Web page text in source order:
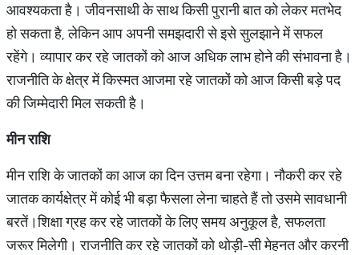
आवश्यकता है। जीवनसाथी के साथ किसी पुरानी बात को लेकर मतभेद
हो सकता है, लेकिन आप अपनी समझदारी से इसे सुलझाने में सफल
रहेंगे। व्यापार कर रहे जातकों को आज अधिक लाभ होने की संभावना है।
राजनीति के क्षेत्र में किस्मत आजमा रहे जातकों को आज किसी बड़े पद
की जिम्मेदारी मिल सकती है।
मीन राशि
मीन राशि के जातकों का आज का दिन उत्तम बना रहेगा। नौकरी कर रहे
जातक कार्यक्षेत्र में कोई भी बड़ा फैसला लेना चाहते हैं तो उसमे सावधानी
बरतें।शिक्षा ग्रह कर रहे जातकों के लिए समय अनुकूल है, सफलता
जरूर मिलेगी। राजनीति कर रहे जातकों को थोड़ी-सी मेहनत और करनी